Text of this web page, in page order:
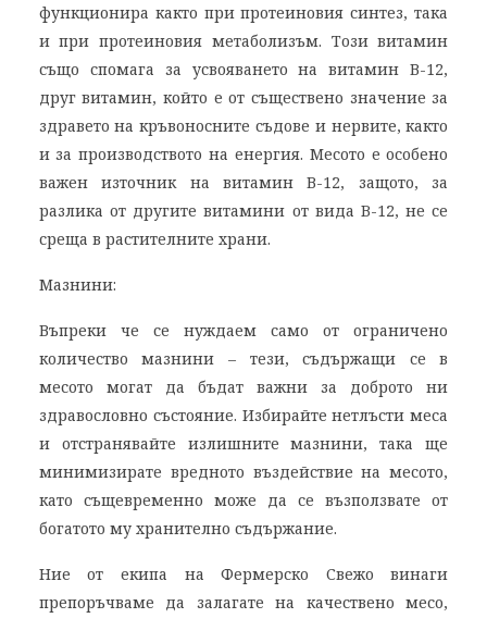
функционира както при протеиновия синтез, така
и при протеиновия метаболизъм. Този витамин
също спомага за усвояването на витамин В-12,
друг витамин, който е от съществено значение за
здравето на кръвоносните съдове и нервите, както
и за производството на енергия. Месото е особено
важен източник на витамин В-12, защото, за
разлика от другите витамини от вида B-12, не се
среща в растителните храни.
Мазнини:
Въпреки че се нуждаем само от ограничено
количество мазнини – тези, съдържащи се в
месото могат да бъдат важни за доброто ни
здравословно състояние. Избирайте нетлъсти меса
и отстранявайте излишните мазнини, така ще
минимизирате вредното въздействие на месото,
като същевременно може да се възползвате от
богатото му хранително съдържание.
Ние от екипа на Фермерско Свежо винаги
препоръчваме да залагате на качествено месо,